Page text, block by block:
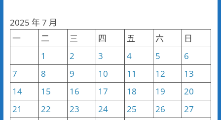
類
2025 年 7 月
一
二 三 四 五 六
日
1
2 3 4 5
6
7
8 9 10 11 12
13
14
15 16 17 18 19
20
21
22 23 24 25 26
27